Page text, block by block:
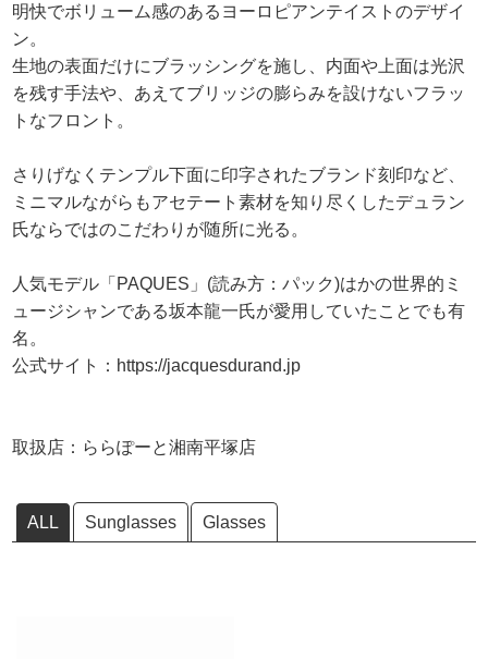
明快でボリューム感のあるヨーロピアンテイストのデザイ
ン。
生地の表面だけにブラッシングを施し、内面や上面は光沢
を残す手法や、あえてブリッジの膨らみを設けないフラッ
トなフロント。
さりげなくテンプル下面に印字されたブランド刻印など、
ミニマルながらもアセテート素材を知り尽くしたデュラン
氏ならではのこだわりが随所に光る。
人気モデル「PAQUES」(読み方：パック)はかの世界的ミ
ュージシャンである坂本龍一氏が愛用していたことでも有
名。
公式サイト：https://jacquesdurand.jp
取扱店：ららぽーと湘南平塚店
ALL Sunglasses Glasses